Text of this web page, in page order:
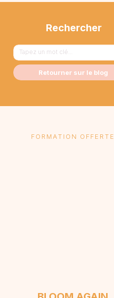
Search
for:
Retourner sur le blog
Rechercher
FORMATION OFFERTE